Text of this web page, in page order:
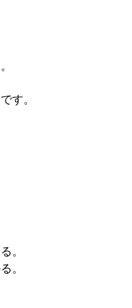
す。
。
。